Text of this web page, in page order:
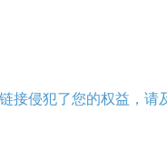
侵犯了您的权益，请